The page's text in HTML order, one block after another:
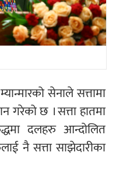
सेनाले सत्तामा
गरेको छ । सत्ता हातमा
दलहरु आन्दोलित
नै सत्ता साझेदारीका